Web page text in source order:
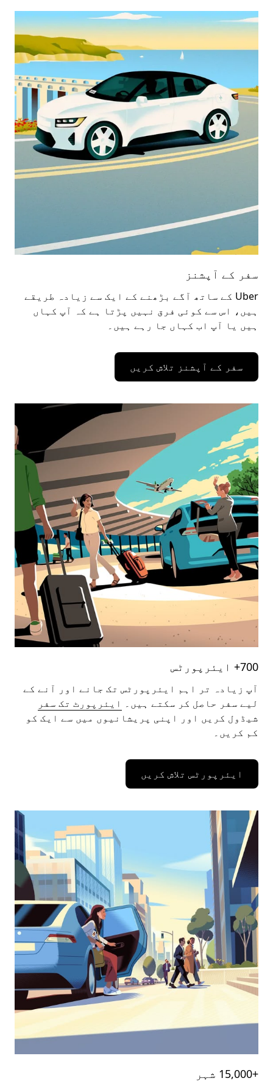
escape
button
to
close
سفر کے آپشنز
Uber کے ساتھ آگے بڑھنے کے ایک سے زیادہ طریقے
ہیں، اس سے کوئی فرق نہیں پڑتا ہے کہ آپ کہاں
ہیں یا آپ اب کہاں جا رہے ہیں۔
سفر کے آپشنز تلاش کریں
700+ ایئرپورٹس
آپ زیادہ تر اہم ایئرپورٹس تک جانے اور آنے کے
لیے سفر حاصل کر سکتے ہیں۔ ایئرپورٹ تک سفر
شیڈول کریں اور اپنی پریشانیوں میں سے ایک کو
کم کریں۔
ایئرپورٹس تلاش کریں
‎15,000+‎ شہر